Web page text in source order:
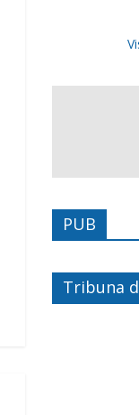
PUB
Tribuna